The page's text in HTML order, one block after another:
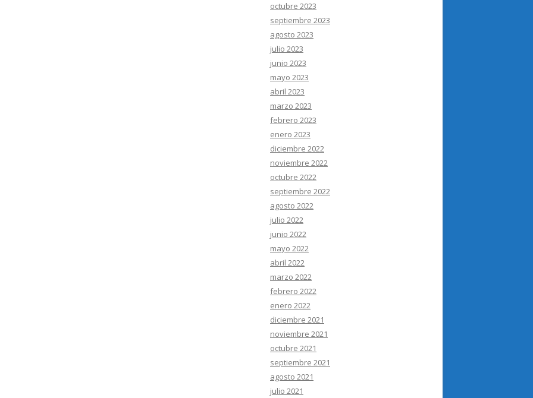
octubre 2023
septiembre 2023
agosto 2023
julio 2023
junio 2023
mayo 2023
abril 2023
marzo 2023
febrero 2023
enero 2023
diciembre 2022
noviembre 2022
octubre 2022
septiembre 2022
agosto 2022
julio 2022
junio 2022
mayo 2022
abril 2022
marzo 2022
febrero 2022
enero 2022
diciembre 2021
noviembre 2021
octubre 2021
septiembre 2021
agosto 2021
julio 2021